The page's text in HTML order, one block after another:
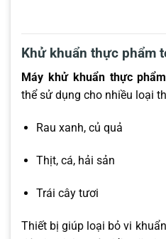
Khử khuẩn thực phẩm
Máy khử khuẩn thực
thể sử dụng cho nhiều loại
Rau xanh, củ quả
Thịt, cá, hải sản
Trái cây tươi
Thiết bị giúp loại bỏ vi